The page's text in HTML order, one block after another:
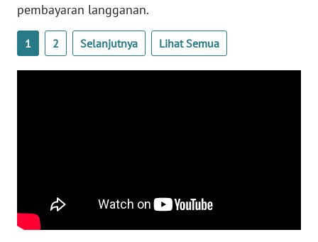
pembayaran langganan.
1 2 Selanjutnya Lihat Semua
WN
SULBAR